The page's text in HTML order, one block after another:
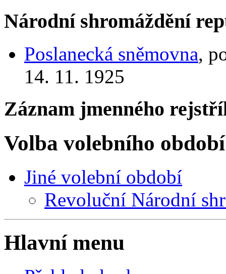
Národní shromáždění
Poslanecká sněmovna,
14. 11. 1925
Záznam jmenného
Volba volebního období
Jiné volební období
Revoluční Národní
Hlavní menu